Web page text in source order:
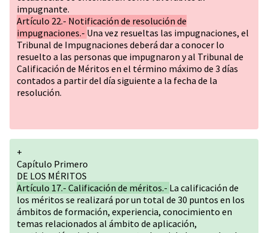
impugnante.
Artículo 22.- Notificación de resolución de
impugnaciones.- Una vez resueltas las impugnaciones, el
Tribunal de Impugnaciones deberá dar a conocer lo
resuelto a las personas que impugnaron y al Tribunal de
Calificación de Méritos en el término máximo de 3 días
contados a partir del día siguiente a la fecha de la
resolución.
+
Capítulo Primero
DE LOS MÉRITOS
Artículo 17.- Calificación de méritos.- La calificación de
los méritos se realizará por un total de 30 puntos en los
ámbitos de formación, experiencia, conocimiento en
temas relacionados al ámbito de aplicación,